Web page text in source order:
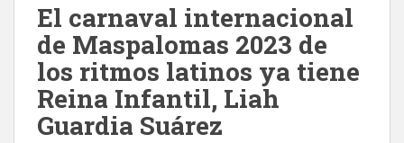
El carnaval internacional
de Maspalomas 2023 de
los ritmos latinos ya tiene
Reina Infantil, Liah
Guardia Suárez